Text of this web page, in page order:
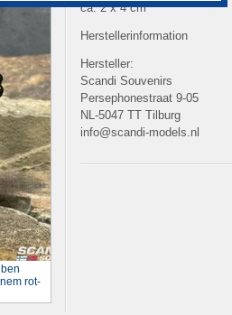
rot-
ca. 2 x 4 cm
Herstellerinformation
Hersteller:
Scandi Souvenirs
Persephonestraat 9-05
NL-5047 TT Tilburg
info@scandi-models.nl